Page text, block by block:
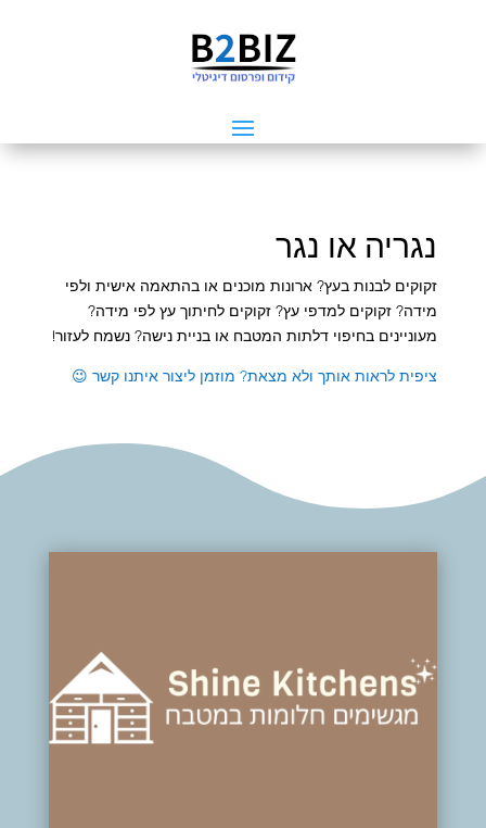
נגריה או נגר
זקוקים לבנות בעץ? ארונות מוכנים או בהתאמה אישית ולפי
מידה? זקוקים למדפי עץ? זקוקים לחיתוך עץ לפי מידה?
מעוניינים בחיפוי דלתות המטבח או בניית נישה? נשמח לעזור!
ציפית לראות אותך ולא מצאת? מוזמן ליצור איתנו קשר 😉